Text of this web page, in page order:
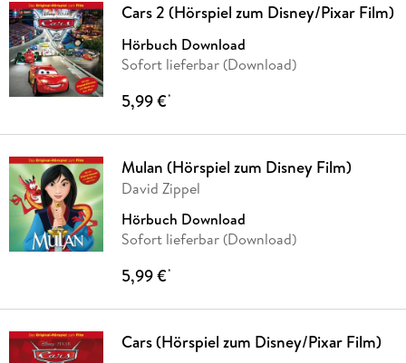
Cars 2 (Hörspiel zum Disney/Pixar Film)
Hörbuch Download
Sofort lieferbar (Download)
5,99 €*
Mulan (Hörspiel zum Disney Film)
David Zippel
Hörbuch Download
Sofort lieferbar (Download)
5,99 €*
Cars (Hörspiel zum Disney/Pixar Film)